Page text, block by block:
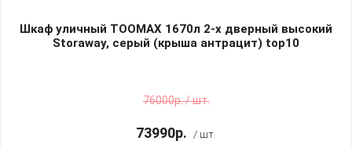
Шкаф уличный TOOMAX 1670л 2-х дверный высокий
Storaway, серый (крыша антрацит) top10
76000р. / шт.
73990р. / шт.